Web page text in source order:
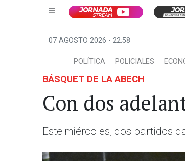
07 AGOSTO 2026 - 22:58
POLÍTICA POLICIALES
BÁSQUET DE LA ABECH
Con dos
Este miércoles, dos partidos